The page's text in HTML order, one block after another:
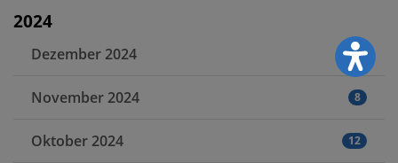
2024
Dezember 2024 5
November 2024 8
Oktober 2024 12